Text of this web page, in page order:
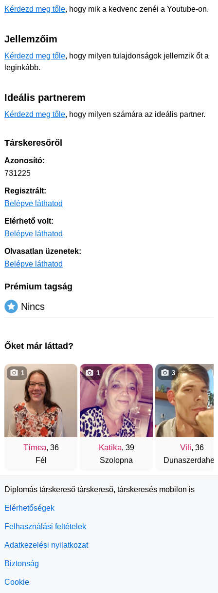
Kérdezd meg tőle, hogy mik a kedvenc zenéi a Youtube-on.
Jellemzőim
Kérdezd meg tőle, hogy milyen tulajdonságok jellemzik őt a
leginkább.
Ideális partnerem
Kérdezd meg tőle, hogy milyen számára az ideális partner.
Társkeresőről
Azonosító:
731225
Regisztrált:
Belépve láthatod
Elérhető volt:
Belépve láthatod
Olvasatlan üzenetek:
Belépve láthatod
Prémium tagság
Nincs
Őket már láttad?
Tímea, 36
Fél
1
Katika, 39
Szolopna
1
Vili, 36
3
Diplomás társkereső társkereső, társkeresés mobilon is
Elérhetőségek
Felhasználási feltételek
Adatkezelési nyilatkozat
Biztonság
Cookie